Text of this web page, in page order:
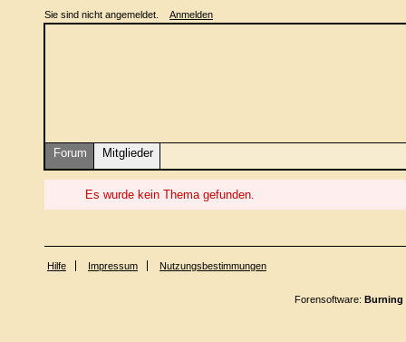
Sie sind nicht angemeldet. Anmelden
Forum Mitglieder
Es wurde kein Thema gefunden.
Hilfe Impressum Nutzungsbestimmungen
Forensoftware: Burning